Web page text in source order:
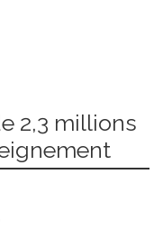
2,3 millions